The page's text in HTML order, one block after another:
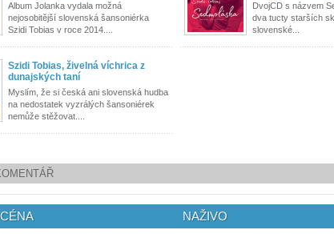
Album Jolanka vydala možná
nejosobitější slovenská šansoniérka
Szidi Tobias v roce 2014....
DvojCD s názvem
dva tucty starších
slovenské...
Szidi Tobias, živelná víchrica z
dunajských taní
Myslím, že si česká ani slovenská hudba
na nedostatek vyzrálých šansoniérek
nemůže stěžovat....
NAŽIVO